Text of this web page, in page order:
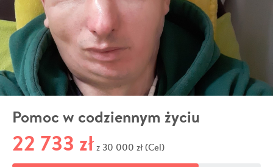
Pomoc w codziennym życiu
22 733 zł z 30 000 zł (Cel)